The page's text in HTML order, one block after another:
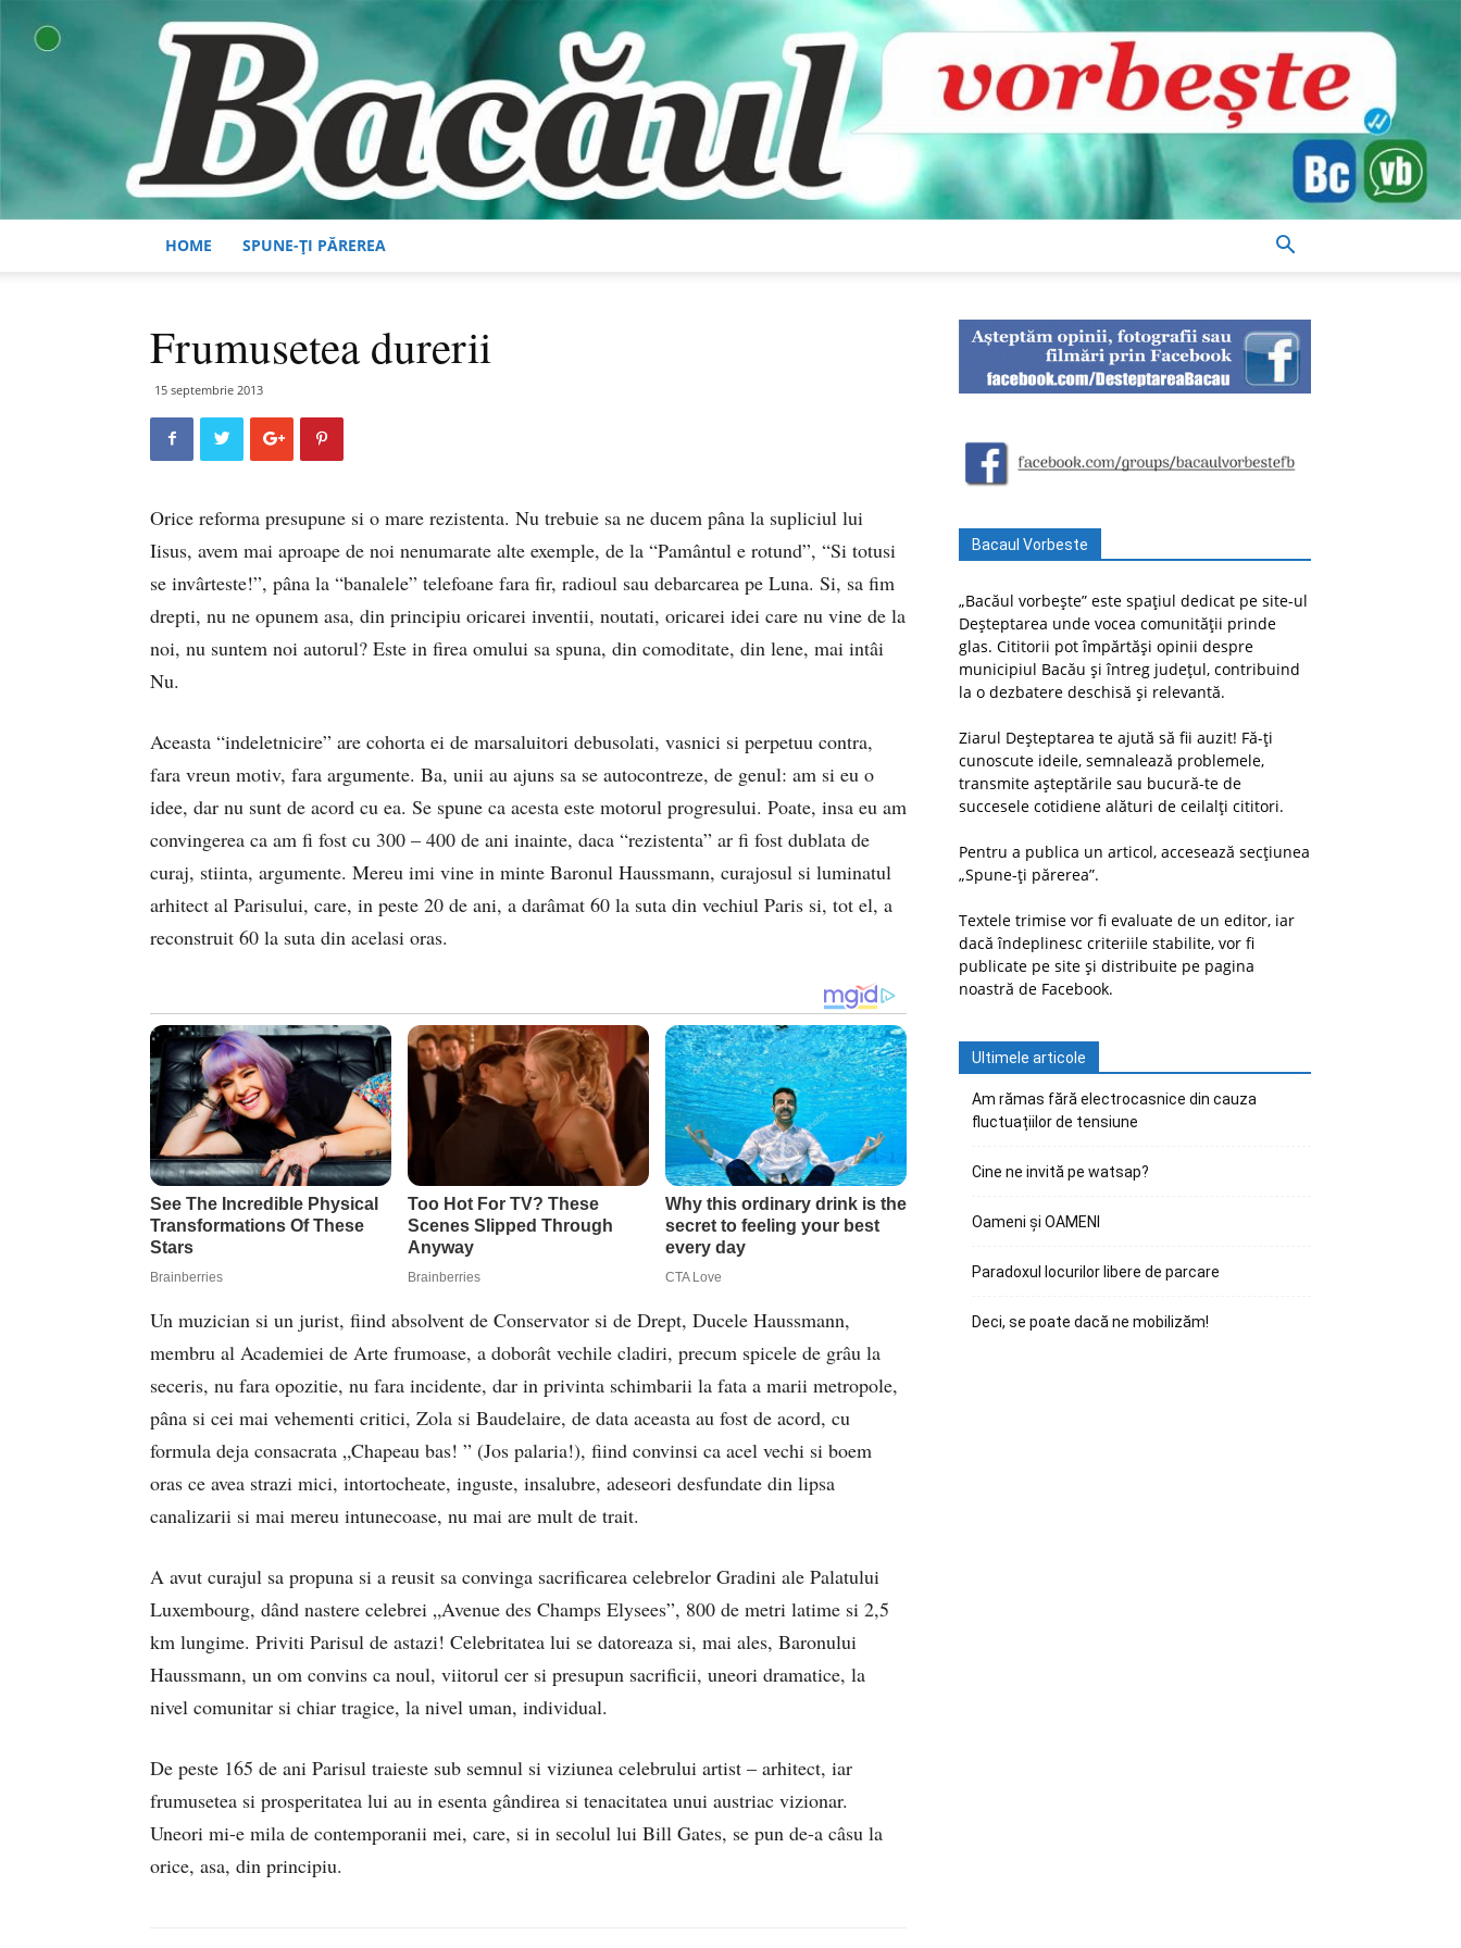
HOME SPUNE-ȚI PĂREREA
Frumusetea durerii
15 septembrie 2013
Orice reforma presupune si o mare rezistenta. Nu trebuie sa ne ducem pâna la supliciul lui
Iisus, avem mai aproape de noi nenumarate alte exemple, de la “Pamântul e rotund”, “Si totusi
se invârteste!”, pâna la “banalele” telefoane fara fir, radioul sau debarcarea pe Luna. Si, sa fim
drepti, nu ne opunem asa, din principiu oricarei inventii, noutati, oricarei idei care nu vine de la
noi, nu suntem noi autorul? Este in firea omului sa spuna, din comoditate, din lene, mai intâi
Nu.
Aceasta “indeletnicire” are cohorta ei de marsaluitori debusolati, vasnici si perpetuu contra,
fara vreun motiv, fara argumente. Ba, unii au ajuns sa se autocontreze, de genul: am si eu o
idee, dar nu sunt de acord cu ea. Se spune ca acesta este motorul progresului. Poate, insa eu am
convingerea ca am fi fost cu 300 – 400 de ani inainte, daca “rezistenta” ar fi fost dublata de
curaj, stiinta, argumente. Mereu imi vine in minte Baronul Haussmann, curajosul si luminatul
arhitect al Parisului, care, in peste 20 de ani, a darâmat 60 la suta din vechiul Paris si, tot el, a
reconstruit 60 la suta din acelasi oras.
Un muzician si un jurist, fiind absolvent de Conservator si de Drept, Ducele Haussmann,
membru al Academiei de Arte frumoase, a doborât vechile cladiri, precum spicele de grâu la
seceris, nu fara opozitie, nu fara incidente, dar in privinta schimbarii la fata a marii metropole,
pâna si cei mai vehementi critici, Zola si Baudelaire, de data aceasta au fost de acord, cu
formula deja consacrata „Chapeau bas! ” (Jos palaria!), fiind convinsi ca acel vechi si boem
oras ce avea strazi mici, intortocheate, inguste, insalubre, adeseori desfundate din lipsa
canalizarii si mai mereu intunecoase, nu mai are mult de trait.
A avut curajul sa propuna si a reusit sa convinga sacrificarea celebrelor Gradini ale Palatului
Luxembourg, dând nastere celebrei „Avenue des Champs Elysees”, 800 de metri latime si 2,5
km lungime. Priviti Parisul de astazi! Celebritatea lui se datoreaza si, mai ales, Baronului
Haussmann, un om convins ca noul, viitorul cer si presupun sacrificii, uneori dramatice, la
nivel comunitar si chiar tragice, la nivel uman, individual.
De peste 165 de ani Parisul traieste sub semnul si viziunea celebrului artist – arhitect, iar
frumusetea si prosperitatea lui au in esenta gândirea si tenacitatea unui austriac vizionar.
Uneori mi-e mila de contemporanii mei, care, si in secolul lui Bill Gates, se pun de-a câsu la
orice, asa, din principiu.
Bacaul Vorbeste
„Bacăul vorbește” este spațiul dedicat pe site-ul
Deșteptarea unde vocea comunității prinde
glas. Cititorii pot împărtăși opinii despre
municipiul Bacău și întreg județul, contribuind
la o dezbatere deschisă și relevantă.
Ziarul Deșteptarea te ajută să fii auzit! Fă-ți
cunoscute ideile, semnalează problemele,
transmite așteptările sau bucură-te de
succesele cotidiene alături de ceilalți cititori.
Pentru a publica un articol, accesează secțiunea
„Spune-ți părerea”.
Textele trimise vor fi evaluate de un editor, iar
dacă îndeplinesc criteriile stabilite, vor fi
publicate pe site și distribuite pe pagina
noastră de Facebook.
Ultimele articole
Am rămas fără electrocasnice din cauza
fluctuațiilor de tensiune
Cine ne invită pe watsap?
Oameni și OAMENI
Paradoxul locurilor libere de parcare
Deci, se poate dacă ne mobilizăm!